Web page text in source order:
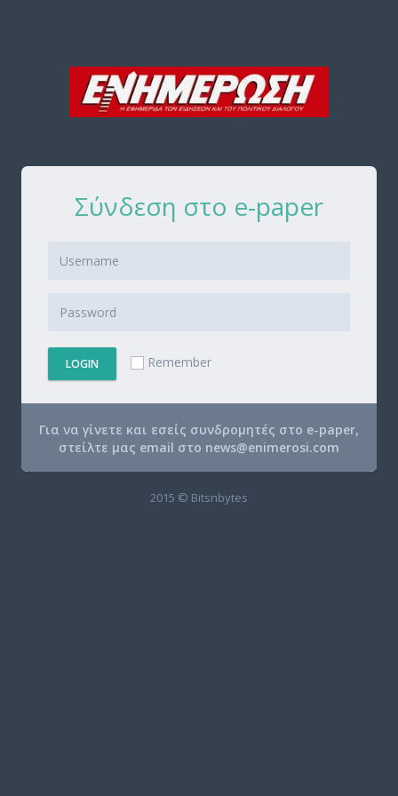
Σύνδεση στο e-paper
LOGIN Remember
Για να γίνετε και εσείς συνδρομητές στο e-paper,
στείλτε μας email στο news@enimerosi.com
2015 © Bitsnbytes